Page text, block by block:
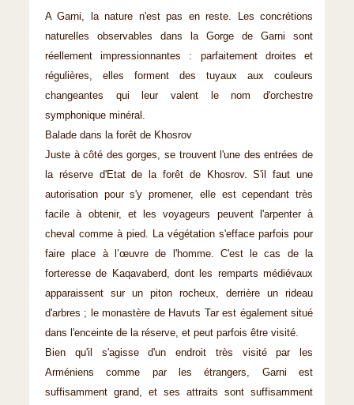
A Garni, la nature n'est pas en reste. Les concrétions
naturelles observables dans la Gorge de Garni sont
réellement impressionnantes : parfaitement droites et
régulières, elles forment des tuyaux aux couleurs
changeantes qui leur valent le nom d'orchestre
symphonique minéral.
Balade dans la forêt de Khosrov
Juste à côté des gorges, se trouvent l'une des entrées de
la réserve d'Etat de la forêt de Khosrov. S'il faut une
autorisation pour s'y promener, elle est cependant très
facile à obtenir, et les voyageurs peuvent l'arpenter à
cheval comme à pied. La végétation s'efface parfois pour
faire place à l’œuvre de l'homme. C'est le cas de la
forteresse de Kaqavaberd, dont les remparts médiévaux
apparaissent sur un piton rocheux, derrière un rideau
d'arbres ; le monastère de Havuts Tar est également situé
dans l'enceinte de la réserve, et peut parfois être visité.
Bien qu'il s'agisse d'un endroit très visité par les
Arméniens comme par les étrangers, Garni est
suffisamment grand, et ses attraits sont suffisamment